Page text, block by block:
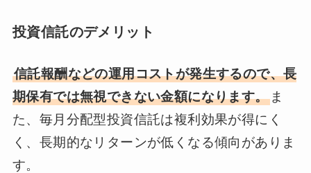
投資信託のデメリット
信託報酬などの運用コストが発生するので、長
期保有では無視できない金額になります。ま
た、毎月分配型投資信託は複利効果が得にく
く、長期的なリターンが低くなる傾向がありま
す。